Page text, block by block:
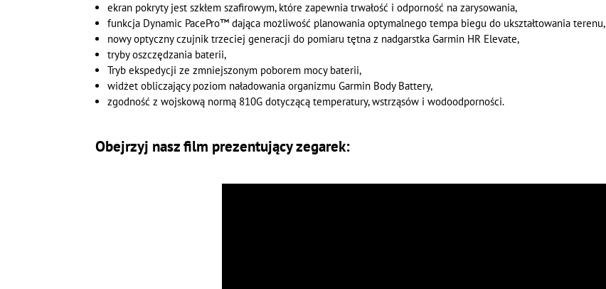
ekran pokryty jest szkłem szafirowym, które zapewnia trwałość i odporność na zarysowania,
funkcja Dynamic PacePro™ dająca możliwość planowania optymalnego tempa biegu do ukształtowania terenu,
nowy optyczny czujnik trzeciej generacji do pomiaru tętna z nadgarstka Garmin HR Elevate,
tryby oszczędzania baterii,
Tryb ekspedycji ze zmniejszonym poborem mocy baterii,
widżet obliczający poziom naładowania organizmu Garmin Body Battery,
zgodność z wojskową normą 810G dotyczącą temperatury, wstrząsów i wodoodporności.
Obejrzyj nasz film prezentujący zegarek: